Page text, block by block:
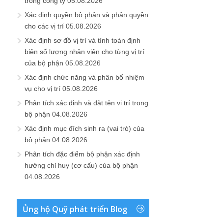
Xác định quyền bộ phận và phân quyền
cho các vị trí 05.08.2026
Xác định sơ đồ vị trí và tính toán định
biên số lượng nhân viên cho từng vị trí
của bộ phận 05.08.2026
Xác định chức năng và phân bổ nhiệm
vụ cho vị trí 05.08.2026
Phân tích xác định và đặt tên vị trí trong
bộ phận 04.08.2026
Xác định mục đích sinh ra (vai trò) của
bộ phận 04.08.2026
Phân tích đặc điểm bộ phận xác định
hướng chỉ huy (cơ cấu) của bộ phận
04.08.2026
Ủng hộ Quỹ phát triển Blog